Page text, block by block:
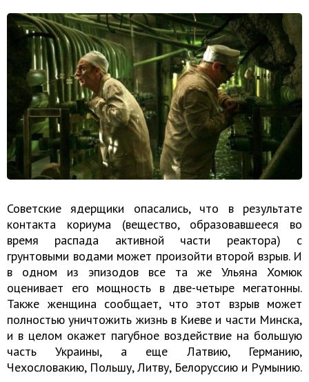
Советские ядерщики опасались, что в результате
контакта кориума (вещество, образовавшееся во
время распада активной части реактора) с
грунтовыми водами может произойти второй взрыв. И
в одном из эпизодов все та же Ульяна Хомюк
оценивает его мощность в две-четыре мегатонны.
Также женщина сообщает, что этот взрыв может
полностью уничтожить жизнь в Киеве и части Минска,
и в целом окажет пагубное воздействие на большую
часть Украины, а еще Латвию, Германию,
Чехословакию, Польшу, Литву, Белоруссию и Румынию.